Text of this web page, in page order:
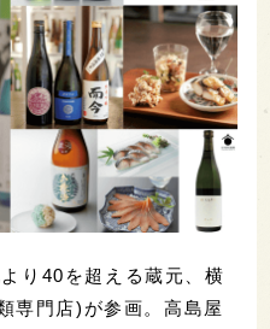
り40を超える蔵元、横
専門店)が参画。高島屋